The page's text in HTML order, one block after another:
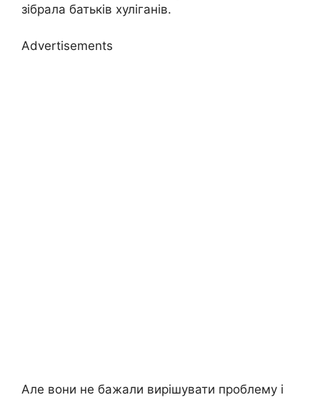
зібрала батьків хуліганів.
Advertisements
Але вони не бажали вирішувати проблему і